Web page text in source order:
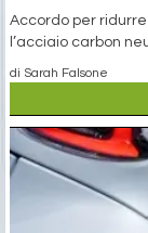
Accordo per
l’acciaio carbon
di Sarah Falsone